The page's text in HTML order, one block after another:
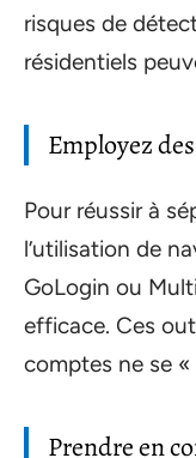
risques de
résidentiels
Employez
Pour réussir à
l’utilisation de
GoLogin ou
efficace. Ces
comptes ne se
Prendre en